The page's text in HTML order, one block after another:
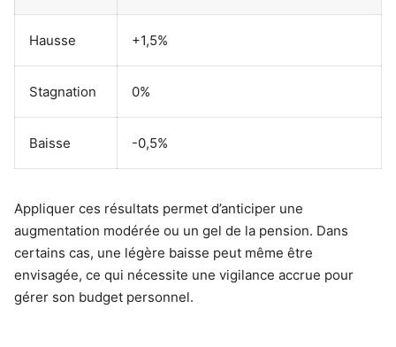
Hausse +1,5%
Stagnation 0%
Baisse -0,5%
Appliquer ces résultats permet d’anticiper une
augmentation modérée ou un gel de la pension. Dans
certains cas, une légère baisse peut même être
envisagée, ce qui nécessite une vigilance accrue pour
gérer son budget personnel.